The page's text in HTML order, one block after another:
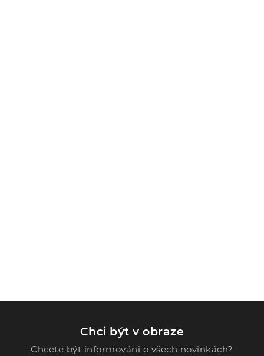
Chci být v obraze
Chcete být informováni o všech novinkách?